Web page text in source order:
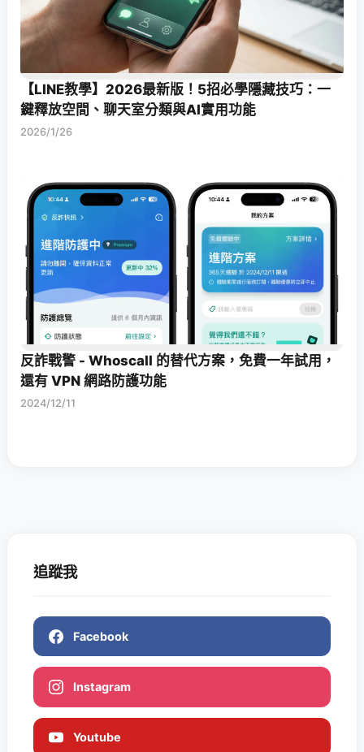
【LINE教學】2026最新版！5招必學隱藏技巧：一
鍵釋放空間、聊天室分類與AI實用功能
2026/1/26
反詐戰警 - Whoscall 的替代方案，免費一年試用，
還有 VPN 網路防護功能
2024/12/11
追蹤我
Facebook
Instagram
Youtube